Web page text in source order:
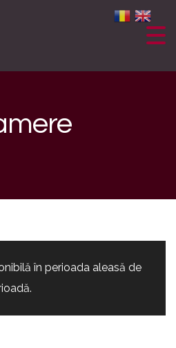
în perioada aleasă de